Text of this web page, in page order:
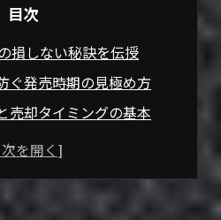
目次
損しない秘訣を伝授
ぐ発売時期の見極め方
売却タイミングの基本
ベストか季節要因も解説
るための準備と注意点